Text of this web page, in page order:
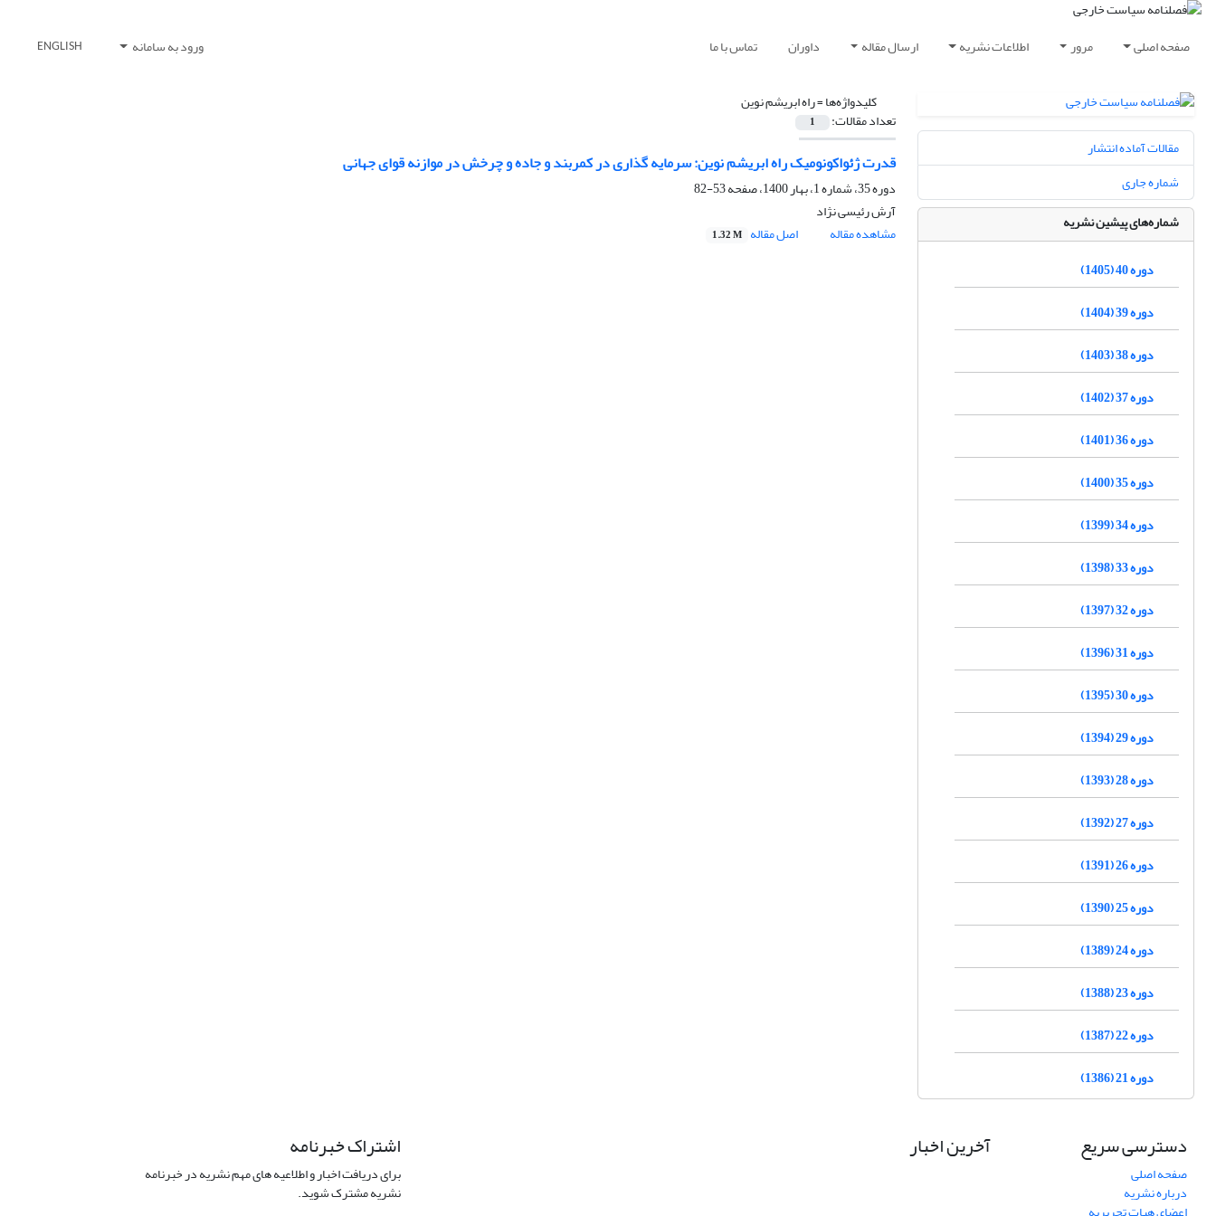
صفحه اصلی مرور اطلاعات نشریه ارسال مقاله داوران تماس با ما ورود به سامانه ENGLISH
کلیدواژه‌ها =راه ابریشم نوین
تعداد مقالات: 1
قدرت ژئواکونومیک راه ابریشم نوین: سرمایه گذاری در کمربند و جاده و چرخش در موازنه قوای جهانی
دوره 35، شماره 1، بهار 1400، صفحه
53-82
آرش رئیسی نژاد
مشاهده مقاله
اصل مقاله 1.32 M
مقالات آماده انتشار
شماره جاری
شماره‌های پیشین نشریه
دوره 40 (1405)
دوره 39 (1404)
دوره 38 (1403)
دوره 37 (1402)
دوره 36 (1401)
دوره 35 (1400)
دوره 34 (1399)
دوره 33 (1398)
دوره 32 (1397)
دوره 31 (1396)
دوره 30 (1395)
دوره 29 (1394)
دوره 28 (1393)
دوره 27 (1392)
دوره 26 (1391)
دوره 25 (1390)
دوره 24 (1389)
دوره 23 (1388)
دوره 22 (1387)
دوره 21 (1386)
دسترسی سریع
صفحه اصلی
درباره نشریه
آخرین اخبار اشتراک خبرنامه
برای دریافت اخبار و اطلاعیه های مهم نشریه در خبرنامه
نشریه مشترک شوید.